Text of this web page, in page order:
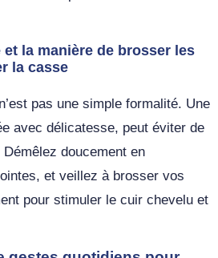
et la manière de brosser les
la casse
pas une simple formalité. Une
avec délicatesse, peut éviter de
doucement en
et veillez à brosser vos
pour stimuler le cuir chevelu et